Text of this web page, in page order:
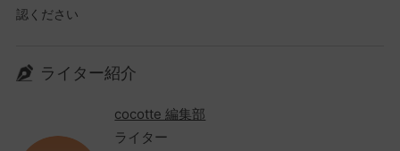
認ください
ライター紹介
cocotte 編集部
ライター